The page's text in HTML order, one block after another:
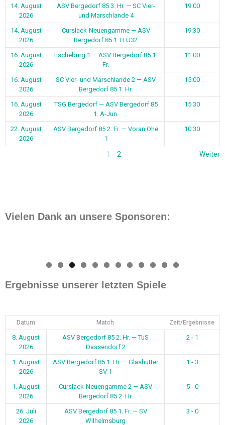
14. August
2026
ASV Bergedorf 85 3. Hr. — SC Vier-
und Marschlande 4
19:00
14. August
2026
Curslack-Neuengamme — ASV
Bergedorf 85 1. H Ü32
19:30
16. August
2026
Escheburg 1 — ASV Bergedorf 85 1.
Fr.
11:00
16. August
2026
SC Vier- und Marschlande 2 — ASV
Bergedorf 85 1. Hr.
15:00
16. August
2026
TSG Bergedorf — ASV Bergedorf 85
1. A-Jun.
15:30
22. August
2026
ASV Bergedorf 85 2. Fr. — Voran Ohe
1
10:30
1 2 Weiter
Vielen Dank an unsere Sponsoren:
0 1 2
Ergebnisse unserer letzten Spiele
Datum Match Zeit/Ergebnisse
8. August
2026
ASV Bergedorf 85 2. Hr. — TuS
Dassendorf 2
2 - 1
1. August
2026
ASV Bergedorf 85 1. Hr. — Glashütter
SV 1
1 - 3
1. August
2026
Curslack-Neuengamme 2 — ASV
Bergedorf 85 2. Hr.
5 - 0
26. Juli
2026
ASV Bergedorf 85 1. Fr. — SV
Wilhelmsburg
3 - 0